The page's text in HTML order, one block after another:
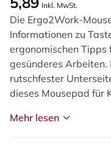
Inkl. MwSt.
Die Ergo2Work-
Informationen zu
ergonomischen Tipps
gesünderes
rutschfester
dieses Mousepad für
Mehr lesen